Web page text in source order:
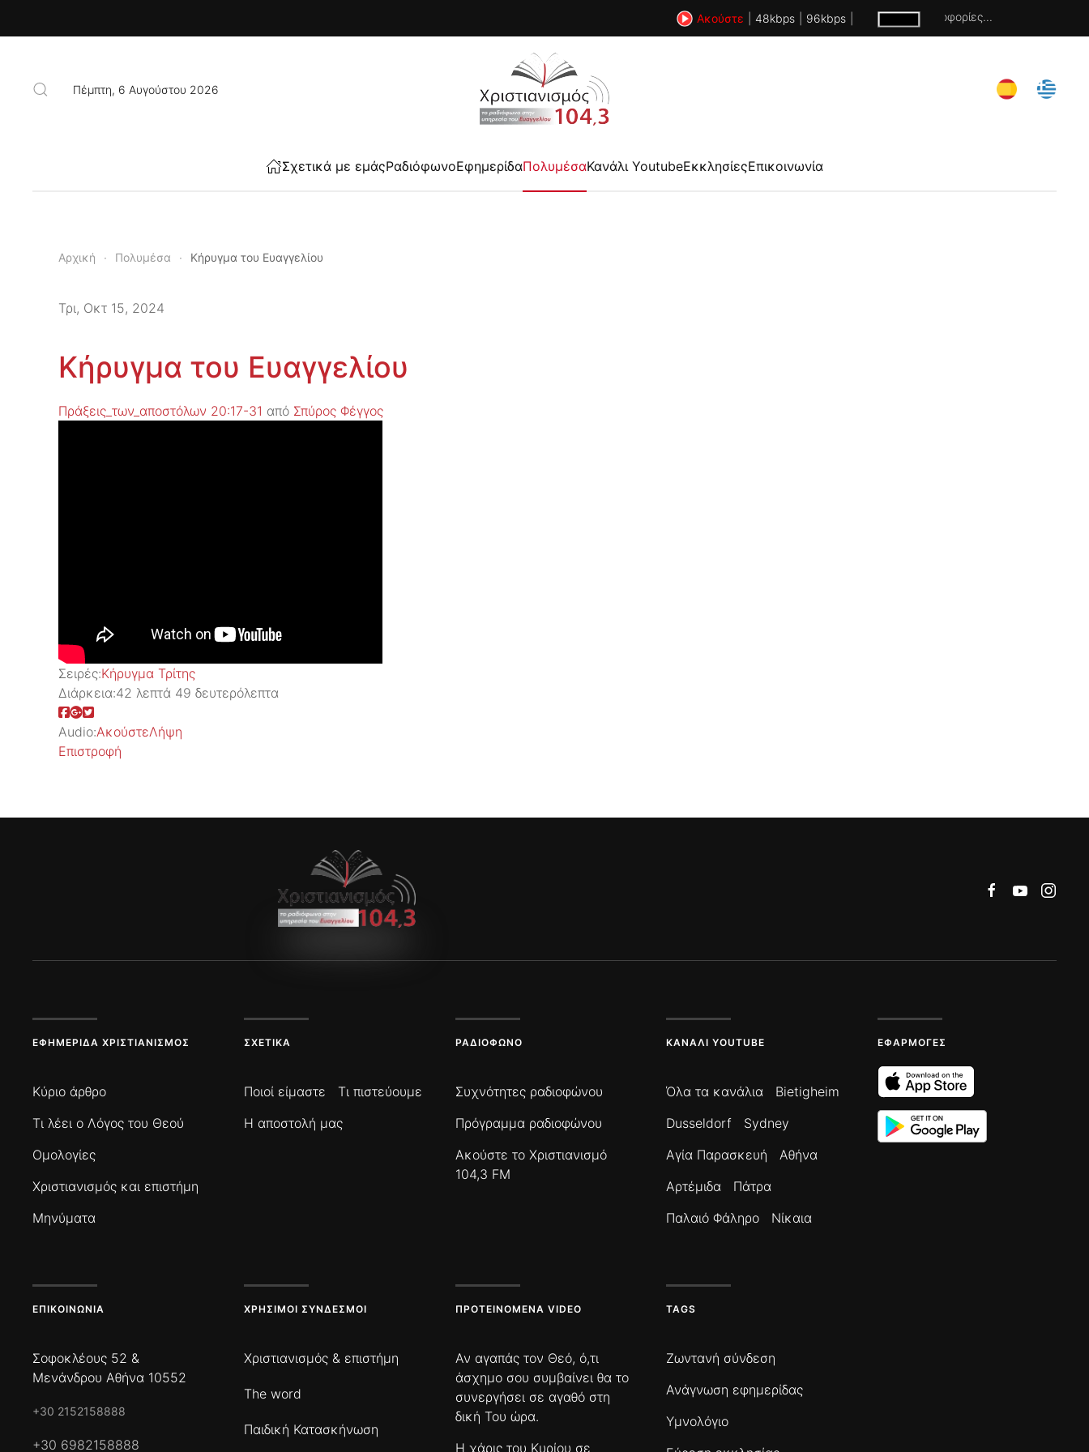
Ακούστε 48kbps 96kbps Χωρίς πληροφορίες...
Πέμπτη, 6 Αυγούστου 2026
Σχετικά με εμάςΡαδιόφωνοΕφημερίδαΠολυμέσαΚανάλι YoutubeΕκκλησίεςΕπικοινωνία
Αρχική Πολυμέσα Κήρυγμα του Ευαγγελίου
Τρι, Οκτ 15, 2024
Κήρυγμα του Ευαγγελίου
Πράξεις_των_αποστόλων 20:17-31 από Σπύρος Φέγγος
Σειρές:Kήρυγμα Τρίτης
Διάρκεια:42 λεπτά 49 δευτερόλεπτα
Audio:ΑκούστεΛήψη
Επιστροφή
ΕΦΗΜΕΡΊΔΑ ΧΡΙΣΤΙΑΝΙΣΜΌΣ
Κύριο άρθρο
Τι λέει ο Λόγος του Θεού
Ομολογίες
Χριστιανισμός και επιστήμη
Μηνύματα
ΣΧΕΤΙΚΆ
Ποιοί είμαστε
Τι πιστεύουμε
Η αποστολή μας
ΡΑΔΙΌΦΩΝΟ
Συχνότητες ραδιοφώνου
Πρόγραμμα ραδιοφώνου
Ακούστε το Χριστιανισμό
104,3 FM
ΚΑΝΆΛΙ YOUTUBE
Όλα τα κανάλια
Bietigheim
Dusseldorf
Sydney
Αγία Παρασκευή
Αθήνα
Αρτέμιδα
Πάτρα
Παλαιό Φάληρο
Νίκαια
ΕΦΑΡΜΟΓΈΣ
ΕΠΙΚΟΙΝΩΝΊΑ
Σοφοκλέους 52 &
Μενάνδρου Αθήνα 10552
+30 2152158888
+30 6982158888
ΧΡΉΣΙΜΟΙ ΣΎΝΔΕΣΜΟΙ
Χριστιανισμός & επιστήμη
The word
Παιδική Κατασκήνωση
ΠΡΟΤΕΙΝΌΜΕΝΑ VIDEO
Αν αγαπάς τον Θεό, ό,τι
άσχημο σου συμβαίνει θα το
συνεργήσει σε αγαθό στη
δική Του ώρα.
Η χάρις του Κυρίου σε
TAGS
Ζωντανή σύνδεση
Ανάγνωση εφημερίδας
Υμνολόγιο